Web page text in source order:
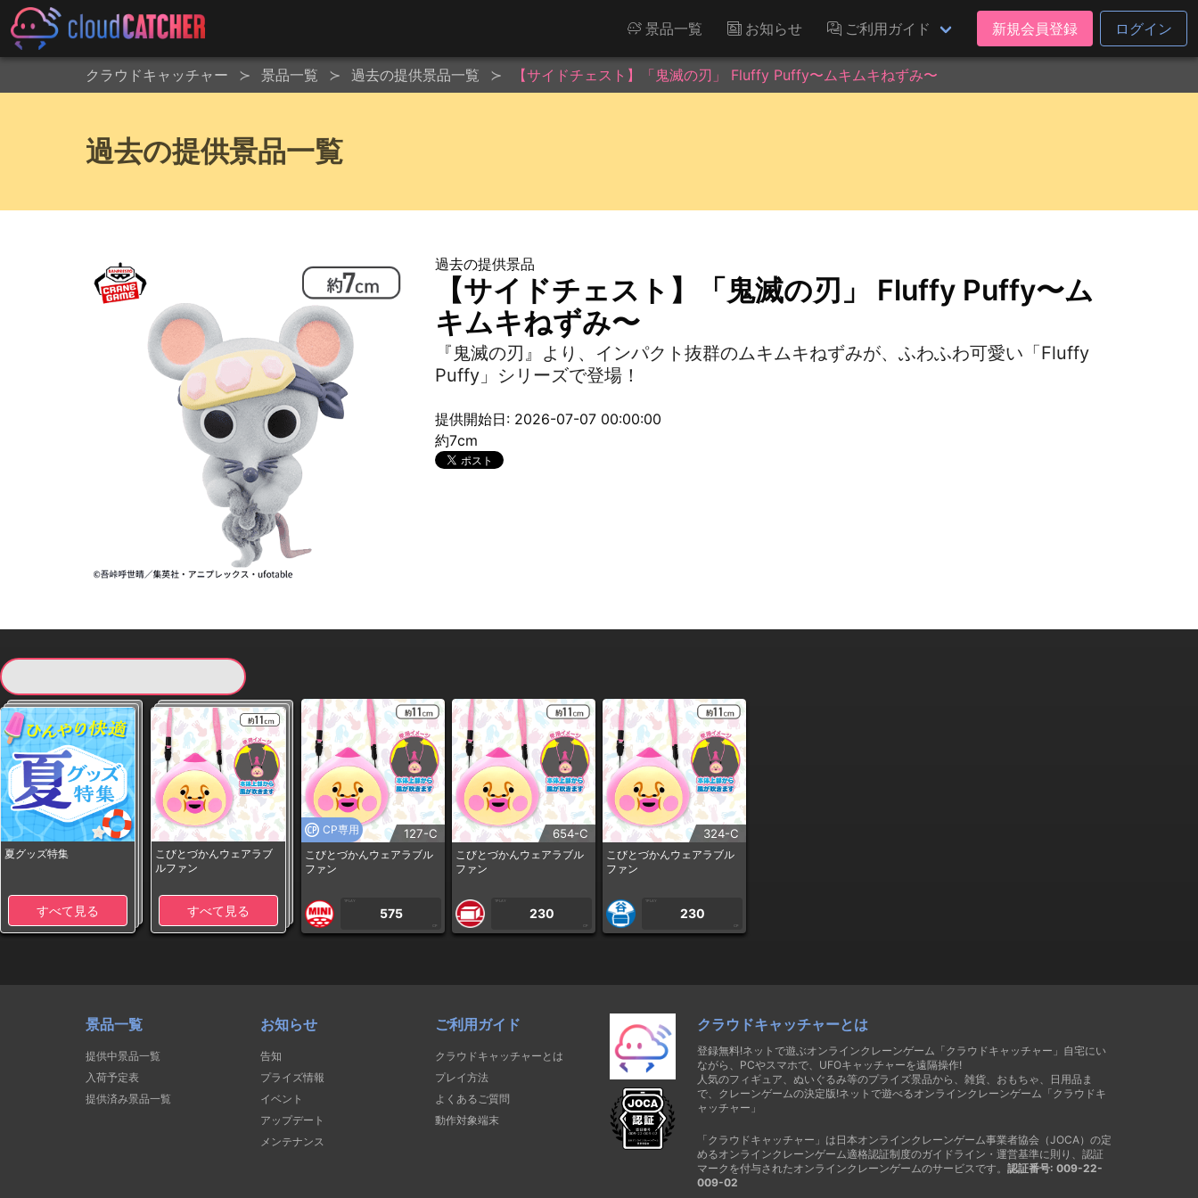
景品一覧 お知らせ ご利用ガイド 新規会員登録 ログイン
クラウドキャッチャー 景品一覧 過去の提供景品一覧 【サイドチェスト】「鬼滅の刃」 Fluffy Puffy〜ムキムキねずみ〜
過去の提供景品一覧
過去の提供景品
【サイドチェスト】「鬼滅の刃」 Fluffy Puffy〜ム
キムキねずみ〜
『鬼滅の刃』より、インパクト抜群のムキムキねずみが、ふわふわ可愛い「Fluffy
Puffy」シリーズで登場！
提供開始日: 2026-07-07 00:00:00
約7cm
夏グッズ特集
すべて見る
こびとづかんウェアラブ
ルファン
すべて見る
CP専用 127-C
こびとづかんウェアラブル
ファン
1PLAY
575
CP
654-C
こびとづかんウェアラブル
ファン
1PLAY
230
CP
324-C
こびとづかんウェアラブル
ファン
1PLAY
230
CP
景品一覧
提供中景品一覧
入荷予定表
提供済み景品一覧
お知らせ
告知
プライズ情報
イベント
アップデート
メンテナンス
ご利用ガイド
クラウドキャッチャーとは
プレイ方法
よくあるご質問
動作対象端末
クラウドキャッチャーとは
登録無料!ネットで遊ぶオンラインクレーンゲーム「クラウドキャッチャー」自宅にい
ながら、PCやスマホで、UFOキャッチャーを遠隔操作!
人気のフィギュア、ぬいぐるみ等のプライズ景品から、雑貨、おもちゃ、日用品ま
で、クレーンゲームの決定版!ネットで遊べるオンラインクレーンゲーム「クラウドキ
ャッチャー」
「クラウドキャッチャー」は日本オンラインクレーンゲーム事業者協会（JOCA）の定
めるオンラインクレーンゲーム適格認証制度のガイドライン・運営基準に則り、認証
マークを付与されたオンラインクレーンゲームのサービスです。 認証番号: 009-22-
009-02